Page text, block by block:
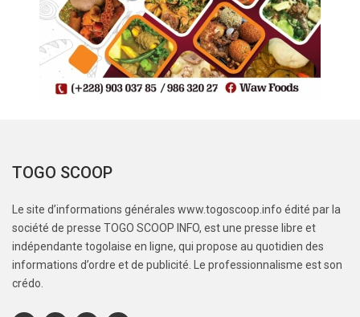
TOGO SCOOP
Le site d’informations générales www.togoscoop.info édité par la
société de presse TOGO SCOOP INFO, est une presse libre et
indépendante togolaise en ligne, qui propose au quotidien des
informations d’ordre et de publicité. Le professionnalisme est son
crédo.